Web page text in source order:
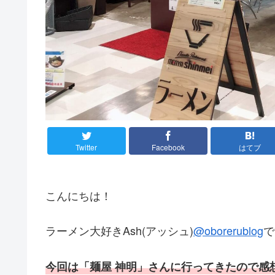
Twitter Facebook はてブ
こんにちは！
ラーメン大好きAsh(アッシュ)@oborerublog
今回は「麺屋 神明」さんに行ってきたので感